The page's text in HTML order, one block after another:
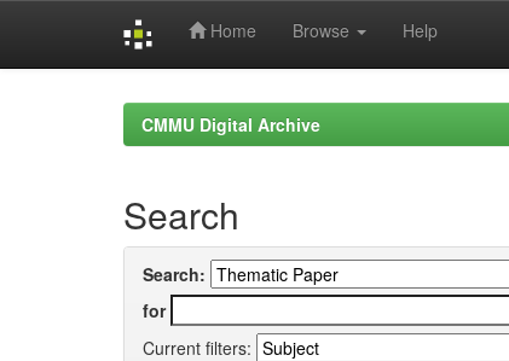
Home Browse Help
CMMU Digital Archive
Search
Search:
for
Current filters: